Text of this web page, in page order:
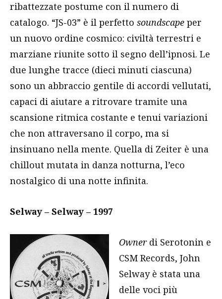
ribattezzate postume con il numero di
catalogo. “JS-03” è il perfetto soundscape per
un nuovo ordine cosmico: civiltà terrestri e
marziane riunite sotto il segno dell’ipnosi. Le
due lunghe tracce (dieci minuti ciascuna)
sono un abbraccio gentile di accordi vellutati,
capaci di aiutare a ritrovare tramite una
scansione ritmica costante e tenui variazioni
che non attraversano il corpo, ma si
insinuano nella mente. Quella di Zeiter è una
chillout mutata in danza notturna, l’eco
nostalgico di una notte infinita.
Selway – Selway – 1997
Ownerdi Serotonin e
CSM Records, John
Selway è stata una
delle voci più